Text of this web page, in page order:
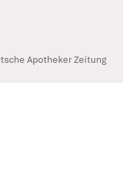
Apotheker Zeitung